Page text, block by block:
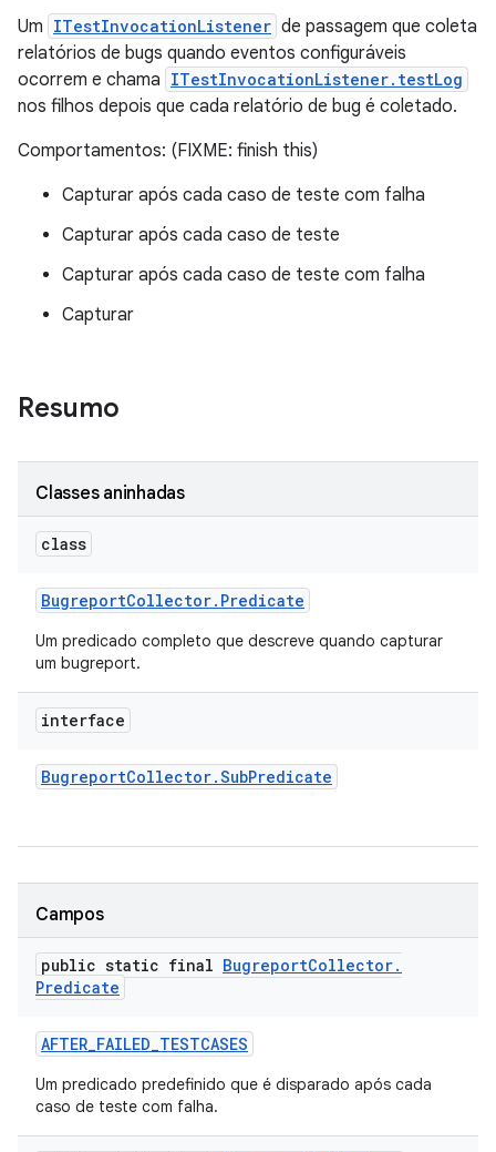
Um ITestInvocationListener de passagem que coleta
relatórios de bugs quando eventos configuráveis
ocorrem e chama ITestInvocationListener.testLog
nos filhos depois que cada relatório de bug é coletado.
Comportamentos: (FIXME: finish this)
Capturar após cada caso de teste com falha
Capturar após cada caso de teste
Capturar após cada caso de teste com falha
Capturar
Resumo
Classes aninhadas
class
BugreportCollector. Predicate
Um predicado completo que descreve quando capturar
um bugreport.
interface
BugreportCollector.SubPredicate
Campos
public static final BugreportCollector.
Predicate
AFTER_FAILED_TESTCASES
Um predicado predefinido que é disparado após cada
caso de teste com falha.